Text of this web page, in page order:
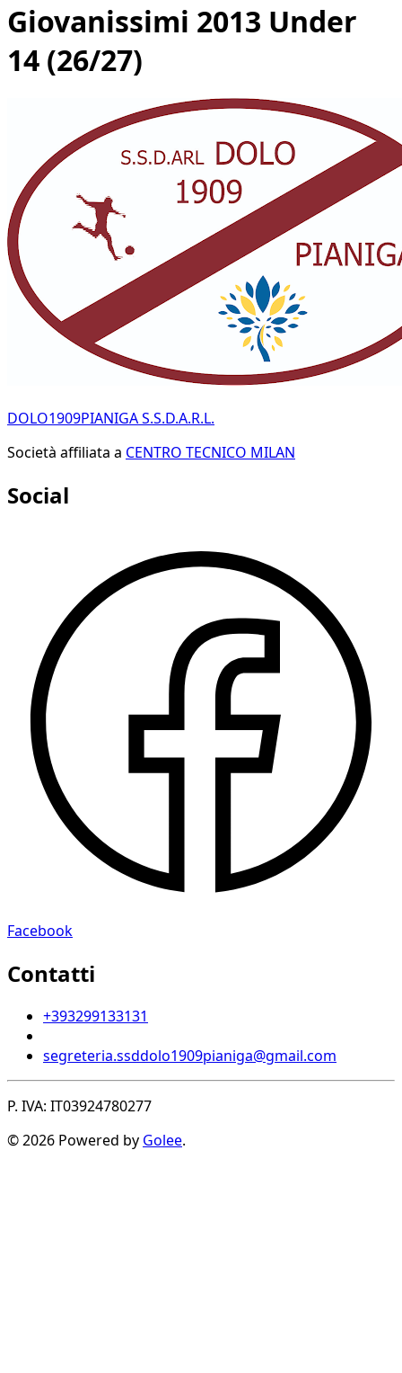
Giovanissimi 2013 Under
14 (26/27)
DOLO1909PIANIGA S.S.D.A.R.L.
Società affiliata a CENTRO TECNICO MILAN
Social
Facebook
Contatti
+393299133131
segreteria.ssddolo1909pianiga@gmail.com
P. IVA: IT03924780277
© 2026 Powered by Golee.